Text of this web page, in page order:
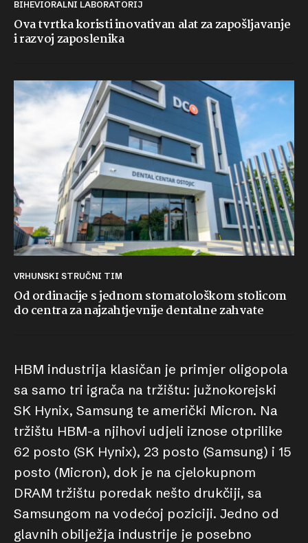
BIHEVIORALNI LABORATORIJ
Ova tvrtka koristi inovativan alat za zapošljavanje
i razvoj zaposlenika
VRHUNSKI STRUČNI TIM
Od ordinacije s jednom stomatološkom stolicom
do centra za najzahtjevnije dentalne zahvate
HBM industrija klasičan je primjer oligopola
sa samo tri igrača na tržištu: južnokorejski
SK Hynix, Samsung te američki Micron. Na
tržištu HBM-a njihovi udjeli iznose otprilike
62 posto (SK Hynix), 23 posto (Samsung) i 15
posto (Micron), dok je na cjelokupnom
DRAM tržištu poredak nešto drukčiji, sa
Samsungom na vodećoj poziciji. Jedno od
glavnih obilježja industrije je posebno